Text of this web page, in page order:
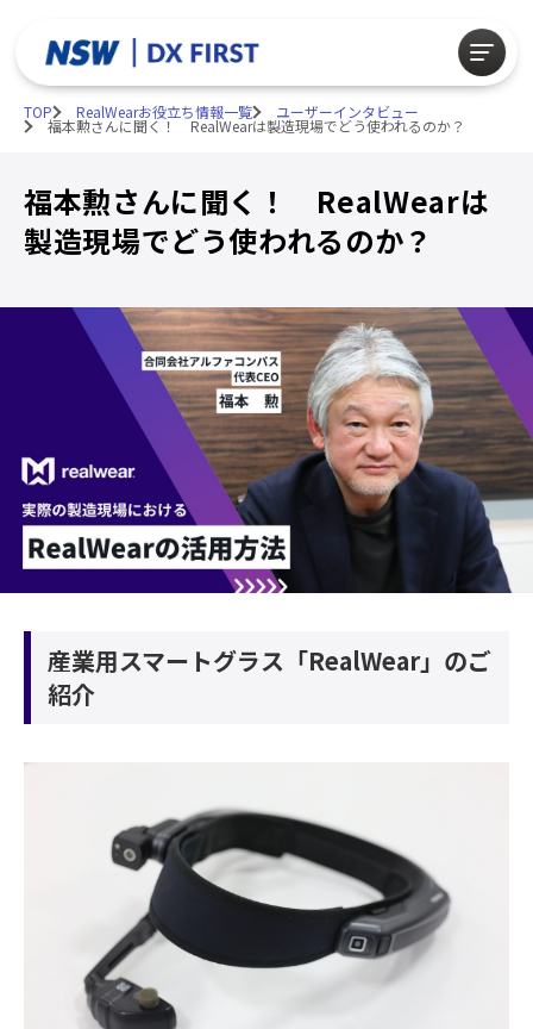
TOP RealWearお役立ち情報一覧 ユーザーインタビュー
福本勲さんに聞く！ RealWearは製造現場でどう使われるのか？
福本勲さんに聞く！ RealWearは
製造現場でどう使われるのか？
産業用スマートグラス「RealWear」のご
紹介